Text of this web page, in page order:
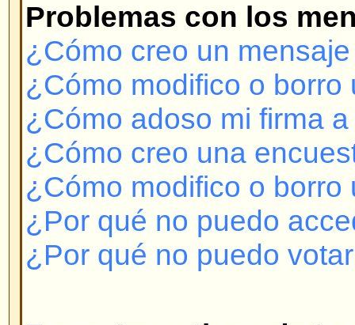
Formatos y tipos de temas
¿Qué es BBCode?
¿Puedo usar HTML?
¿Qué son los emoticonos o
¿Puedo colocar imágenes en
¿Qué son los Anuncios?
¿Qué son los Temas
¿Qué son los Temas
Niveles de Usuarios y Grupos